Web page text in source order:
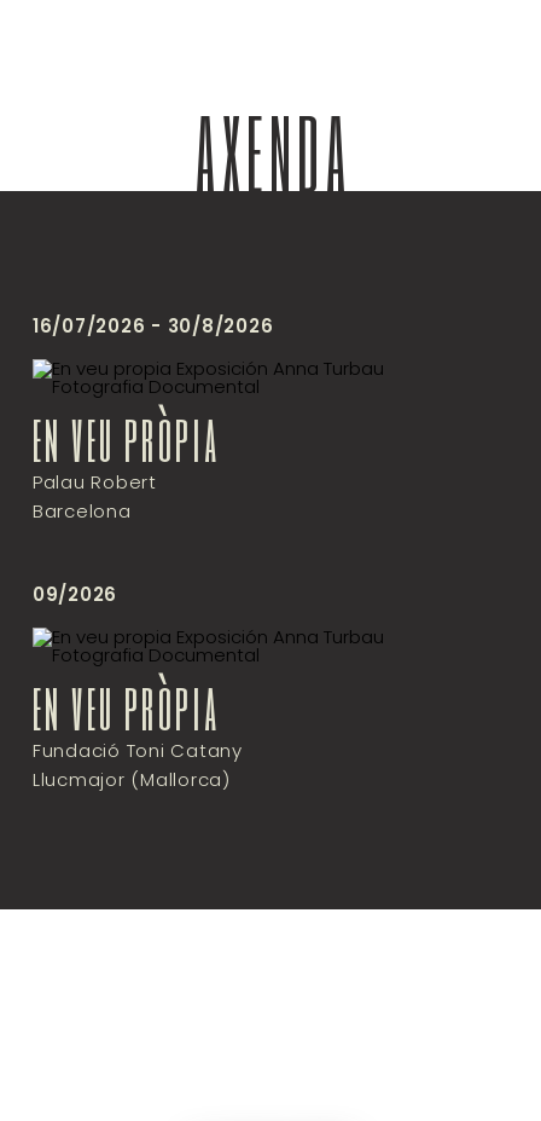
AXENDA
16/07/2026 - 30/8/2026
en veu pròpia
Palau Robert
Barcelona
09/2026
en veu pròpia
Fundació Toni Catany
Llucmajor (Mallorca)